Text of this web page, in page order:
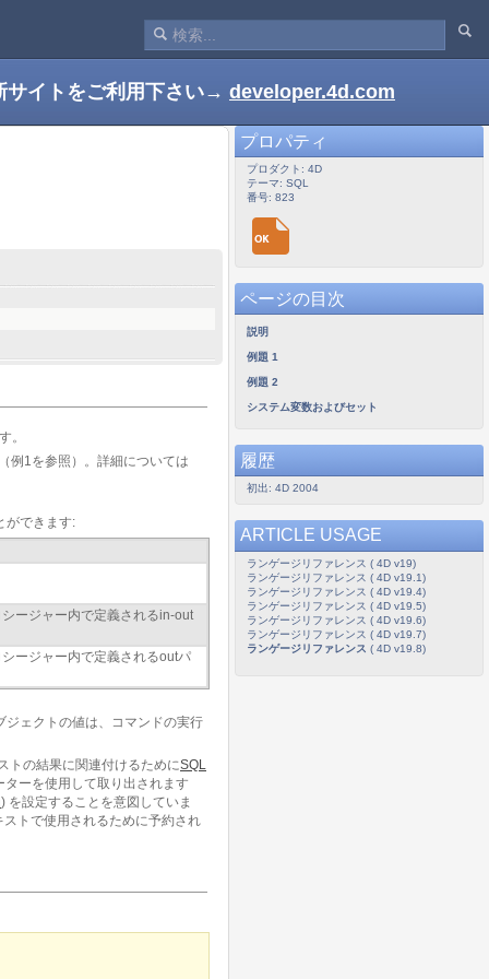
サイトをご利用下さい→ developer.4d.com
。
例1を参照）。詳細については
ができます:
ージャー内で定義されるin-out
ージャー内で定義されるoutパ
ジェクトの値は、コマンドの実行
トの結果に関連付けるためにSQL
ターを使用して取り出されます
) を設定することを意図していま
トで使用されるために予約され
プロパティ
プロダクト: 4D
テーマ: SQL
番号: 823
ページの目次
説明
例題 1
例題 2
システム変数およびセット
履歴
初出: 4D 2004
ARTICLE USAGE
ランゲージリファレンス ( 4D v19)
ランゲージリファレンス ( 4D v19.1)
ランゲージリファレンス ( 4D v19.4)
ランゲージリファレンス ( 4D v19.5)
ランゲージリファレンス ( 4D v19.6)
ランゲージリファレンス ( 4D v19.7)
ランゲージリファレンス ( 4D v19.8)